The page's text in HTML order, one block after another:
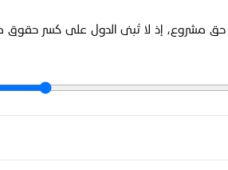
مشروع، إذ لا تُبنى الدول على كسر